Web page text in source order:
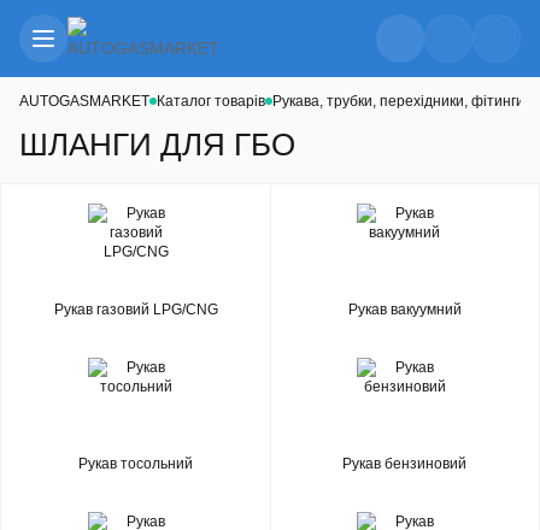
AUTOGASMARKET Каталог товарів Рукава, трубки, перехідники, фітинги
ШЛАНГИ ДЛЯ ГБО
Рукав газовий LPG/CNG Рукав вакуумний
Рукав тосольний Рукав бензиновий